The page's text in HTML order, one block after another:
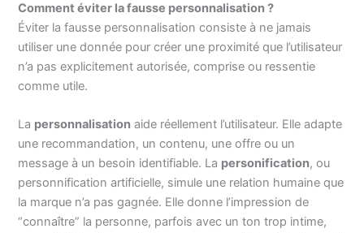
Comment éviter la fausse personnalisation ?
Éviter la fausse personnalisation consiste à ne jamais
utiliser une donnée pour créer une proximité que l’utilisateur
n’a pas explicitement autorisée, comprise ou ressentie
comme utile.
La personnalisation aide réellement l’utilisateur. Elle adapte
une recommandation, un contenu, une offre ou un
message à un besoin identifiable. La personification, ou
personnification artificielle, simule une relation humaine que
la marque n’a pas gagnée. Elle donne l’impression de
“connaître” la personne, parfois avec un ton trop intime,